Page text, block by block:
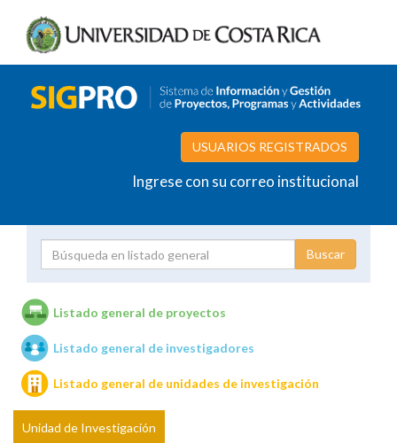
USUARIOS REGISTRADOS
Ingrese con su correo institucional
Unidades de investigación
Listado general de proyectos
Listado general de investigadores
Listado general de unidades de investigación
Unidad de Investigación